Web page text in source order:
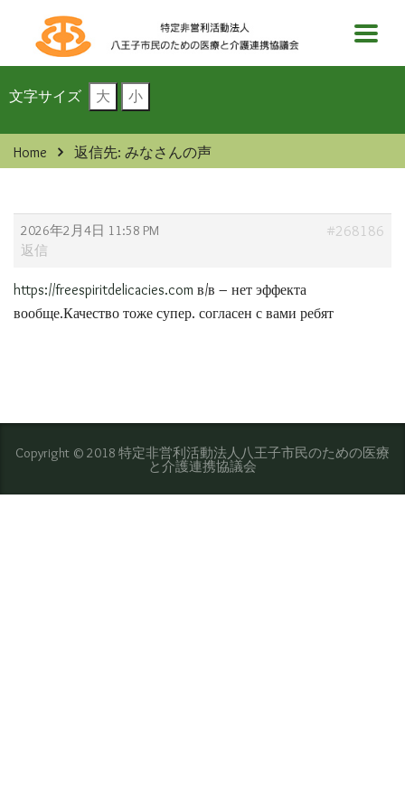
文字サイズ 大 小
Home 返信先: みなさんの声
2026年2月4日 11:58 PM #268186
返信
https://freespiritdelicacies.com в/в – нет эффекта
вообще.Качество тоже супер. согласен с вами ребят
Copyright © 2018 特定非営利活動法人八王子市民のための医療
と介護連携協議会